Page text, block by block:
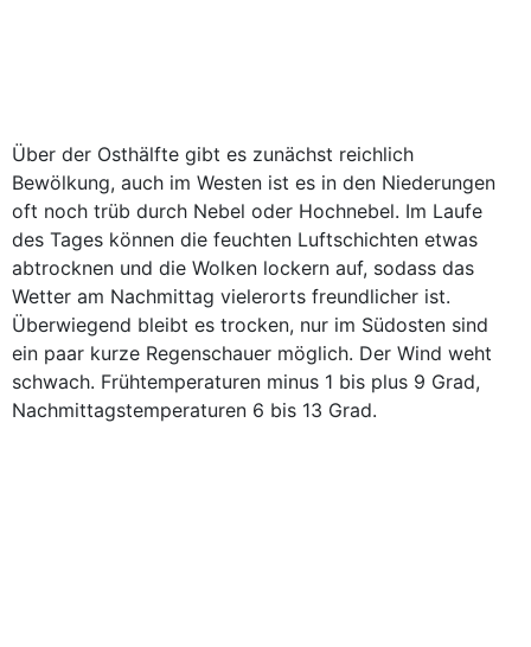
Über der Osthälfte gibt es zunächst reichlich
Bewölkung, auch im Westen ist es in den Niederungen
oft noch trüb durch Nebel oder Hochnebel. Im Laufe
des Tages können die feuchten Luftschichten etwas
abtrocknen und die Wolken lockern auf, sodass das
Wetter am Nachmittag vielerorts freundlicher ist.
Überwiegend bleibt es trocken, nur im Südosten sind
ein paar kurze Regenschauer möglich. Der Wind weht
schwach. Frühtemperaturen minus 1 bis plus 9 Grad,
Nachmittagstemperaturen 6 bis 13 Grad.